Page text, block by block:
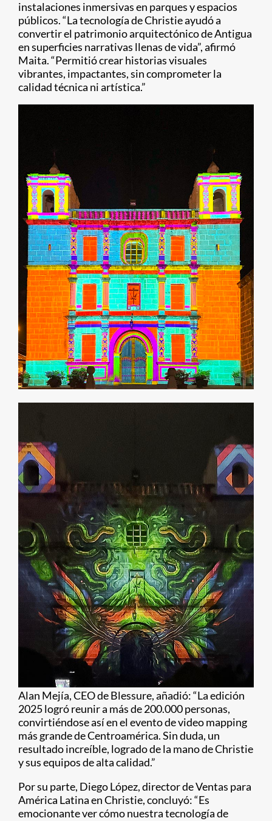
instalaciones inmersivas en parques y espacios
públicos. “La tecnología de Christie ayudó a
convertir el patrimonio arquitectónico de Antigua
en superficies narrativas llenas de vida”, afirmó
Maita. “Permitió crear historias visuales
vibrantes, impactantes, sin comprometer la
calidad técnica ni artística.”
Alan Mejía, CEO de Blessure, añadió: “La edición
2025 logró reunir a más de 200.000 personas,
convirtiéndose así en el evento de video mapping
más grande de Centroamérica. Sin duda, un
resultado increíble, logrado de la mano de Christie
y sus equipos de alta calidad.”
Por su parte, Diego López, director de Ventas para
América Latina en Christie, concluyó: “Es
emocionante ver cómo nuestra tecnología de